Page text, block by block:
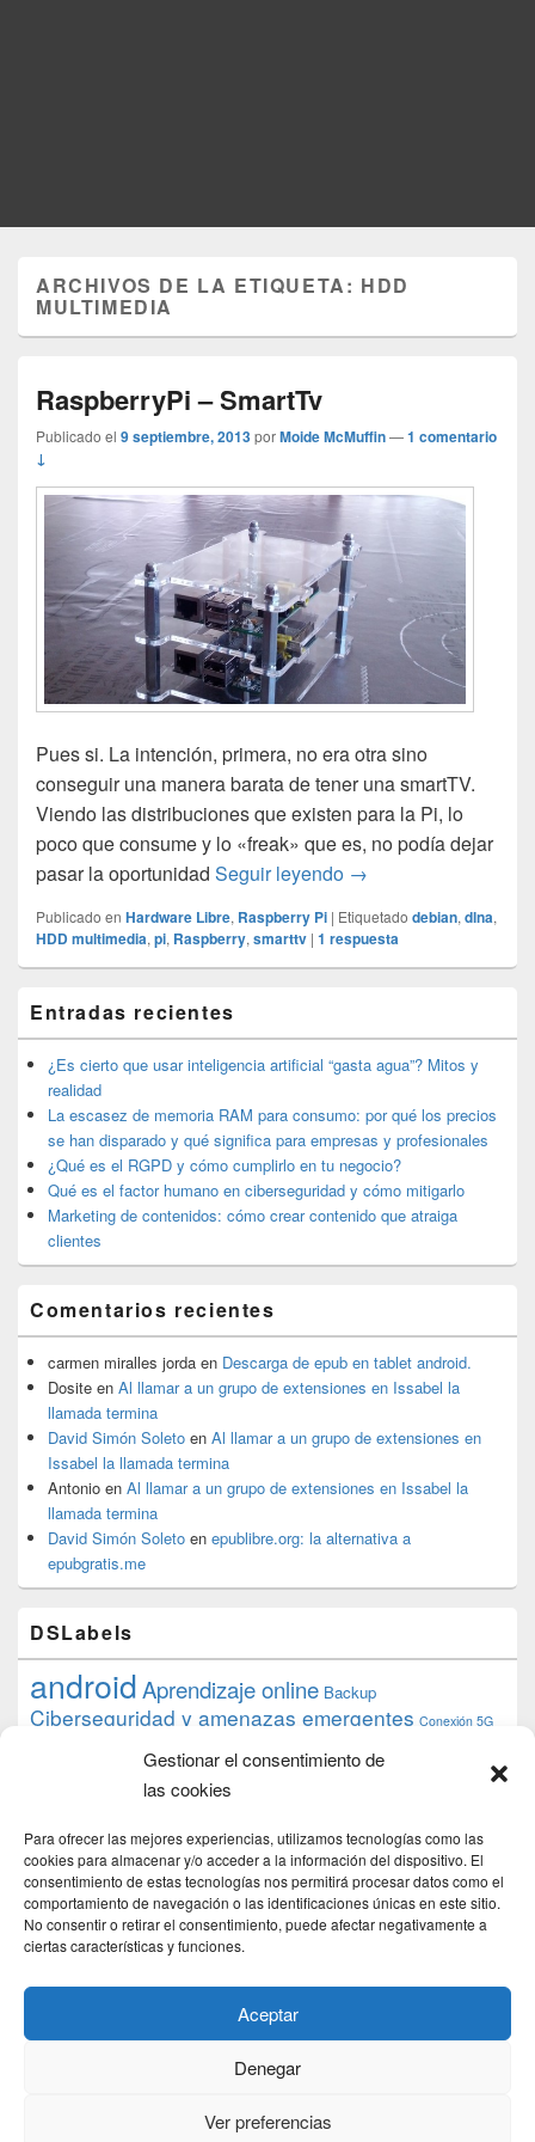
Gestionar el consentimiento de
las cookies
Para ofrecer las mejores experiencias, utilizamos tecnologías como las
cookies para almacenar y/o acceder a la información del dispositivo. El
consentimiento de estas tecnologías nos permitirá procesar datos como el
comportamiento de navegación o las identificaciones únicas en este sitio.
No consentir o retirar el consentimiento, puede afectar negativamente a
ciertas características y funciones.
Aceptar
Denegar
Ver preferencias
ARCHIVOS DE LA ETIQUETA: HDD
MULTIMEDIA
RaspberryPi – SmartTv
Publicado el 9 septiembre, 2013porMoide McMuffin—1 comentario
↓
Pues si. La intención, primera, no era otra sino
conseguir una manera barata de tener una smartTV.
Viendo las distribuciones que existen para la Pi, lo
poco que consume y lo «freak» que es, no podía dejar
pasar la oportunidad Seguir leyendo RaspberryPi –
→
Publicado en Hardware Libre, Raspberry Pi | Etiquetado debian, dlna,
HDD multimedia, pi, Raspberry, smarttv | 1 respuesta
área
de
widget
barra
lateral
primaria
Entradas recientes
¿Es cierto que usar inteligencia artificial “gasta agua”? Mitos y
realidad
La escasez de memoria RAM para consumo: por qué los precios
se han disparado y qué significa para empresas y profesionales
¿Qué es el RGPD y cómo cumplirlo en tu negocio?
Qué es el factor humano en ciberseguridad y cómo mitigarlo
Marketing de contenidos: cómo crear contenido que atraiga
clientes
Comentarios recientes
carmen miralles jorda en Descarga de epub en tablet android.
Dosite en Al llamar a un grupo de extensiones en Issabel la
llamada termina
David Simón Soleto en Al llamar a un grupo de extensiones en
Issabel la llamada termina
Antonio en Al llamar a un grupo de extensiones en Issabel la
llamada termina
David Simón Soleto en epublibre.org: la alternativa a
epubgratis.me
DSLabels
androidAprendizaje online Backup
Ciberseguridad y amenazas emergentes Conexión 5G
datos debian desarrollo web
Formación Google
iphone
proyecto PS4 python Raspberryraspberrypi
raspbian review Servidor Web Sostenibilidad
tecnológicaTecnología torrent
transmissiontutorial ubuntu server Windows
Theme: Catch Box byCatch Themes